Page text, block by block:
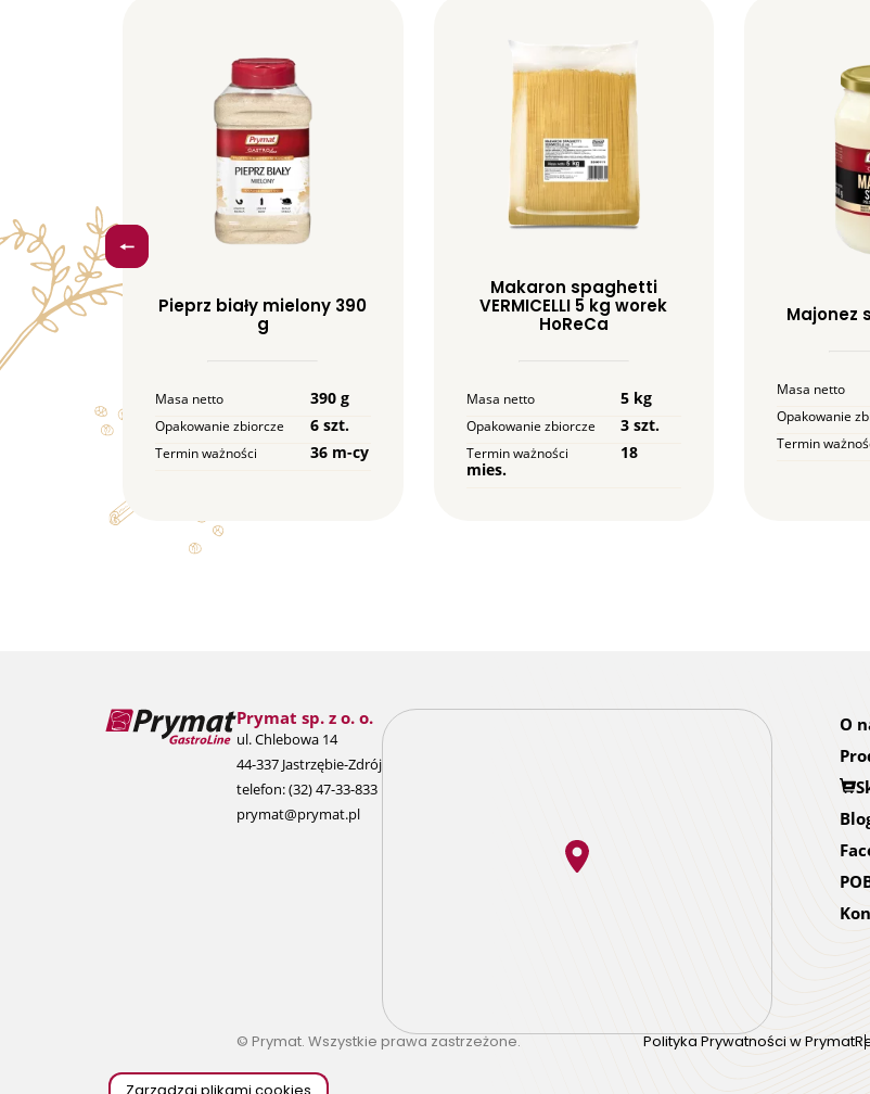
kg
Pieprz biały mielony 390
g
Masa netto 390 g
Opakowanie zbiorcze 6 szt.
Termin ważności 36 m-cy
Makaron spaghetti
VERMICELLI 5 kg worek
HoReCa
Masa netto 5 kg
Opakowanie zbiorcze 3 szt.
Termin ważności
18
mies.
Majonez
Masa netto
Opakowanie
Termin
Prymat sp. z o. o.
ul. Chlebowa 14
44-337 Jastrzębie-Zdrój
telefon:(32) 47-33-833
prymat@prymat.pl
O
© Prymat. Wszystkie prawa zastrzeżone. Polityka Prywatności w Prymat